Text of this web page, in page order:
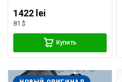
1422 lei
81 $
Купить